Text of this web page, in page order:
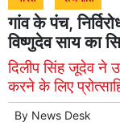
गांव के पंच,
विष्णुदेव साय का
दिलीप सिंह जूदेव ने
करने के लिए
By News Desk